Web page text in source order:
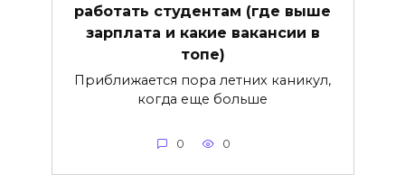
работать студентам (где выше
зарплата и какие вакансии в
топе)
Приближается пора летних каникул,
когда еще больше
0 0